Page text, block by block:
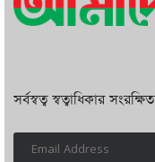
সর্বস্বত্ব স্বত্বাধিকার